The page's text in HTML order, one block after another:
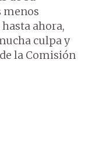
menos
ahora,
culpa y
la Comisión